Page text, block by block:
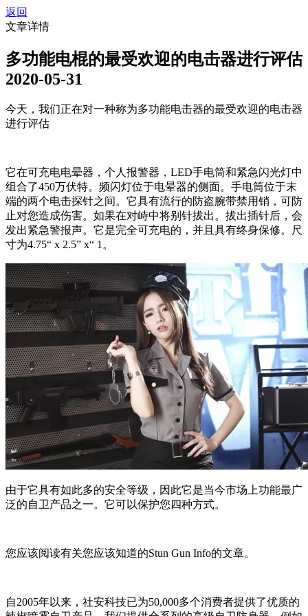
返回
文章详情
多功能电棍的最受欢迎的电击器进行评估
2020-05-31
今天，我们正在对一种称为多功能电击器的最受欢迎的电击器
进行评估
它在可充电电晕器，个人报警器，LED手电筒和紧急闪光灯中
组合了450万伏特。频闪灯位于电晕器的侧面。手电筒位于末
端的两个电击探针之间。它具有流行的防盗腕带禁用销，可防
止对您造成伤害。如果在对峙中将别针拔出。拔出插针后，会
发出紧急警报声。它是完全可充电的，并且具有终身保修。尺
寸为4.75“ x 2.5” x“ 1。
由于它具有如此多的安全等级，因此它是当今市场上功能最广
泛的自卫产品之一。它可以保护您四种方式。
您应该阅读有关您应该知道的Stun Gun Info的文章。
自2005年以来，社安科技已为50,000多个消费者提供了优质的